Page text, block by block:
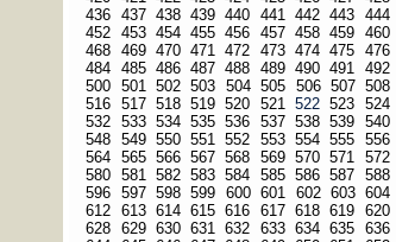
436 437 438 439 440 441 442 443 444
452 453 454 455 456 457 458 459 460
468 469 470 471 472 473 474 475 476
484 485 486 487 488 489 490 491 492
500 501 502 503 504 505 506 507 508
516 517 518 519 520 521 522 523 524
532 533 534 535 536 537 538 539 540
548 549 550 551 552 553 554 555 556
564 565 566 567 568 569 570 571 572
580 581 582 583 584 585 586 587 588
596 597 598 599 600 601 602 603 604
612 613 614 615 616 617 618 619 620
628 629 630 631 632 633 634 635 636